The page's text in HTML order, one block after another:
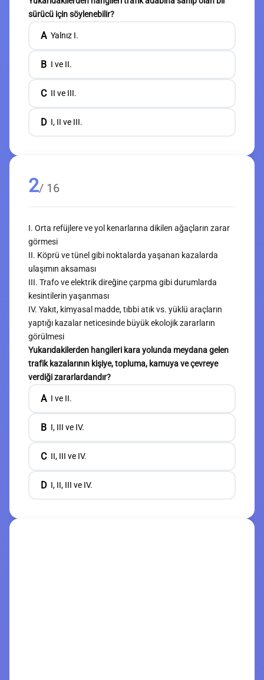
sürücü için söylenebilir?
A Yalnız I.
B I ve II.
C II ve III.
D I, II ve III.
2/ 16
I. Orta refüjlere ve yol kenarlarına dikilen ağaçların zarar
görmesi
II. Köprü ve tünel gibi noktalarda yaşanan kazalarda
ulaşımın aksaması
III. Trafo ve elektrik direğine çarpma gibi durumlarda
kesintilerin yaşanması
IV. Yakıt, kimyasal madde, tıbbi atık vs. yüklü araçların
yaptığı kazalar neticesinde büyük ekolojik zararların
görülmesi
Yukarıdakilerden hangileri kara yolunda meydana gelen
trafik kazalarının kişiye, topluma, kamuya ve çevreye
verdiği zararlardandır?
A I ve II.
B I, III ve IV.
C II, III ve IV.
D I, II, III ve IV.